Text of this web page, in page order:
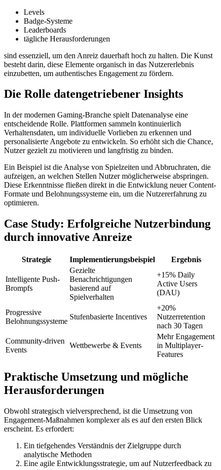
Levels
Badge-Systeme
Leaderboards
tägliche Herausforderungen
sind essenziell, um den Anreiz dauerhaft hoch zu halten. Die Kunst
besteht darin, diese Elemente organisch in das Nutzererlebnis
einzubetten, um authentisches Engagement zu fördern.
Die Rolle datengetriebener Insights
In der modernen Gaming-Branche spielt Datenanalyse eine
entscheidende Rolle. Plattformen sammeln kontinuierlich
Verhaltensdaten, um individuelle Vorlieben zu erkennen und
personalisierte Angebote zu entwickeln. So erhöht sich die Chance,
Nutzer gezielt zu motivieren und langfristig zu binden.
Ein Beispiel ist die Analyse von Spielzeiten und Abbruchraten, die
aufzeigen, an welchen Stellen Nutzer möglicherweise abspringen.
Diese Erkenntnisse fließen direkt in die Entwicklung neuer Content-
Formate und Belohnungssysteme ein, um die Nutzererfahrung zu
optimieren.
Case Study: Erfolgreiche Nutzerbindung
durch innovative Anreize
Strategie Implementierungsbeispiel Ergebnis
Intelligente Push-
Brompfs
Gezielte
Benachrichtigungen
basierend auf
Spielverhalten
+15% Daily
Active Users
(DAU)
Progressive
Belohnungssysteme
Stufenbasierte Incentives
+20%
Nutzerretention
nach 30 Tagen
Community-driven
Events
Wettbewerbe & Events
Mehr Engagement
in Multiplayer-
Features
Praktische Umsetzung und mögliche
Herausforderungen
Obwohl strategisch vielversprechend, ist die Umsetzung von
Engagement-Maßnahmen komplexer als es auf den ersten Blick
erscheint. Es erfordert:
Ein tiefgehendes Verständnis der Zielgruppe durch
analytische Methoden
Eine agile Entwicklungsstrategie, um auf Nutzerfeedback zu